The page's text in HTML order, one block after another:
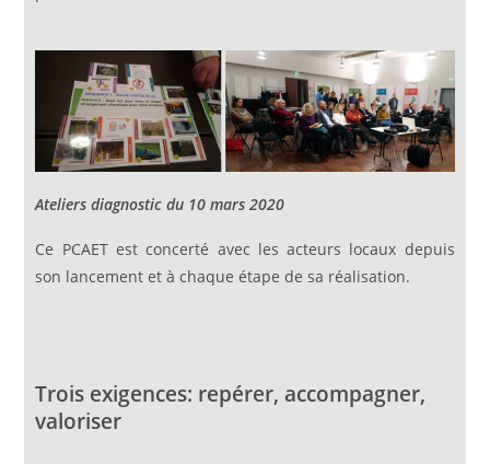
Ateliers diagnostic du 10 mars 2020
Ce PCAET est concerté avec les acteurs locaux depuis
son lancement et à chaque étape de sa réalisation.
Trois exigences: repérer, accompagner,
valoriser